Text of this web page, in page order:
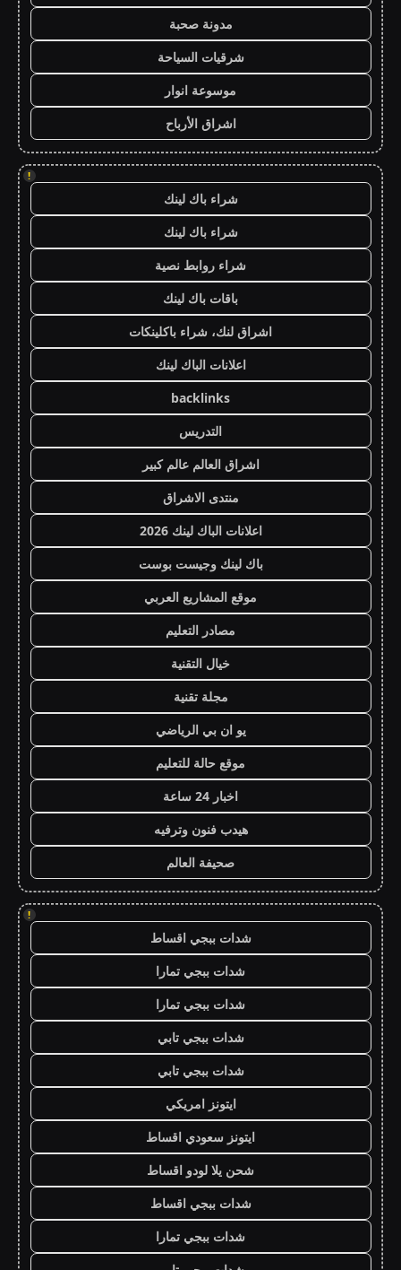
مدونة صحبة
شرقيات السياحة
موسوعة انوار
اشراق الأرباح
!
شراء باك لينك
شراء باك لينك
شراء روابط نصية
باقات باك لينك
اشراق لنك، شراء باكلينكات
اعلانات الباك لينك
backlinks
التدريس
اشراق العالم عالم كبير
منتدى الاشراق
اعلانات الباك لينك 2026
باك لينك وجيست بوست
موقع المشاريع العربي
مصادر التعليم
خيال التقنية
مجلة تقنية
يو ان بي الرياضي
موقع حالة للتعليم
اخبار 24 ساعة
هيدب فنون وترفيه
صحيفة العالم
!
شدات ببجي اقساط
شدات ببجي تمارا
شدات ببجي تمارا
شدات ببجي تابي
شدات ببجي تابي
ايتونز امريكي
ايتونز سعودي اقساط
شحن يلا لودو اقساط
شدات ببجي اقساط
شدات ببجي تمارا